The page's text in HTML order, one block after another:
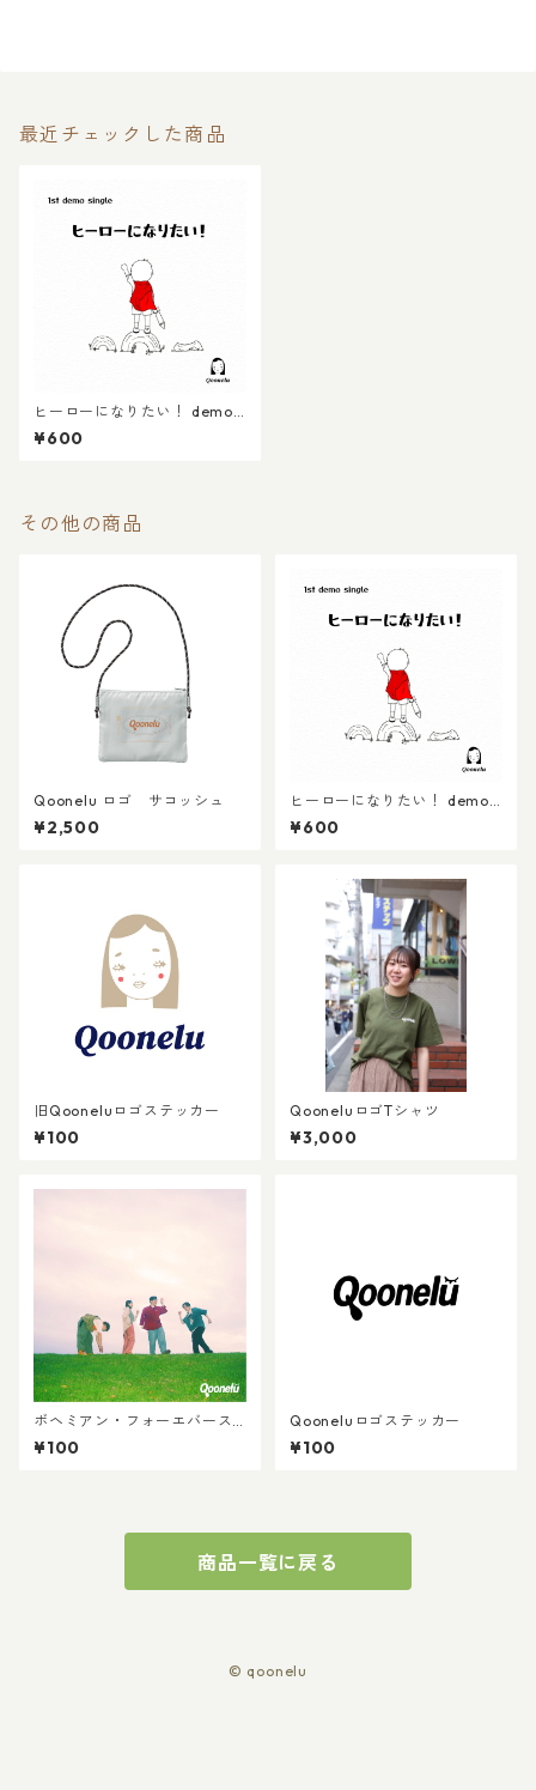
最近チェックした商品
ヒーローになりたい！ demo
CD
¥600
その他の商品
Qoonelu ロゴ サコッシュ
¥2,500
ヒーローになりたい！ demo
CD
¥600
旧Qooneluロゴステッカー
¥100
QooneluロゴTシャツ
¥3,000
ボヘミアン・フォーエバース
テッカー
¥100
Qooneluロゴステッカー
¥100
商品一覧に戻る
© qoonelu